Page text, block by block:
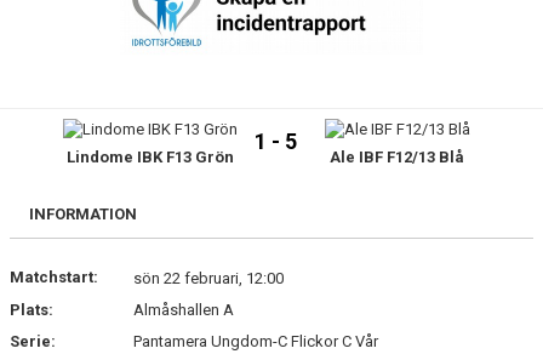
FÖRENINGENS MATCHER
NYHETSARKIV
MEDLEMSKAP
Lindome IBK F13 Grön
1 - 5
Ale IBF F12/13 Blå
INFORMATION
Matchstart:
sön 22 februari, 12:00
Plats:
Almåshallen A
Serie:
Pantamera Ungdom-C Flickor C Vår